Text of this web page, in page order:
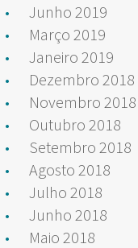
Junho 2019
Março 2019
Janeiro 2019
Dezembro 2018
Novembro 2018
Outubro 2018
Setembro 2018
Agosto 2018
Julho 2018
Junho 2018
Maio 2018